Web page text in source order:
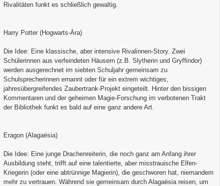
Rivalitäten funkt es schließlich gewaltig.
Harry Potter (Hogwarts-Ära)
Die Idee: Eine klassische, aber intensive Rivalinnen-Story. Zwei
Schülerinnen aus verfeindeten Häusern (z.B. Slytherin und Gryffindor)
werden ausgerechnet im siebten Schuljahr gemeinsam zu
Schulsprecherinnen ernannt oder für ein extrem wichtiges,
jahresübergreifendes Zaubertrank-Projekt eingeteilt. Hinter den bissigen
Kommentaren und der geheimen Magie-Forschung im verbotenen Trakt
der Bibliothek funkt es bald auf eine ganz andere Art.
Eragon (Alagaësia)
Die Idee: Eine junge Drachenreiterin, die noch ganz am Anfang ihrer
Ausbildung steht, trifft auf eine talentierte, aber misstrauische Elfen-
Kriegerin (oder eine abtrünnige Magierin), die geschworen hat, niemandem
mehr zu vertrauen. Während sie gemeinsam durch Alagaësia reisen, um